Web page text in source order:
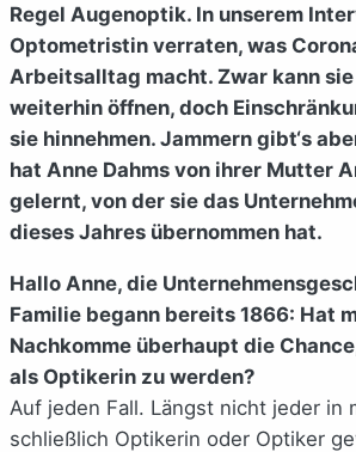
Regel Augenoptik. In unserem
Optometristin verraten, was
Arbeitsalltag macht. Zwar kann
weiterhin öffnen, doch
sie hinnehmen. Jammern gibt‘s
hat Anne Dahms von ihrer Mutter
gelernt, von der sie das
dieses Jahres übernommen hat.
Hallo Anne, die
Familie begann bereits 1866: Hat
Nachkomme überhaupt die
als Optikerin zu werden?
Auf jeden Fall. Längst nicht jeder in
schließlich Optikerin oder Optiker